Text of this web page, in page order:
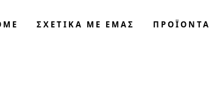
ΣΧΕΤΙΚΑ ΜΕ ΕΜΑΣ ΠΡΟΪΟΝΤΑ